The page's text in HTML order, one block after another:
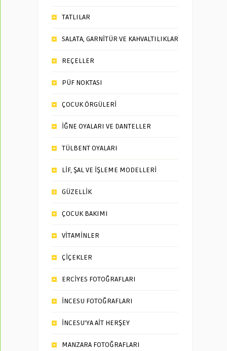
TATLILAR
SALATA, GARNİTÜR VE KAHVALTILIKLAR
REÇELLER
PÜF NOKTASI
ÇOCUK ÖRGÜLERİ
İĞNE OYALARI VE DANTELLER
TÜLBENT OYALARI
LİF, ŞAL VE İŞLEME MODELLERİ
GÜZELLİK
ÇOCUK BAKIMI
VİTAMİNLER
ÇİÇEKLER
ERCİYES FOTOĞRAFLARI
İNCESU FOTOĞRAFLARI
İNCESU’YA AİT HERŞEY
MANZARA FOTOĞRAFLARI